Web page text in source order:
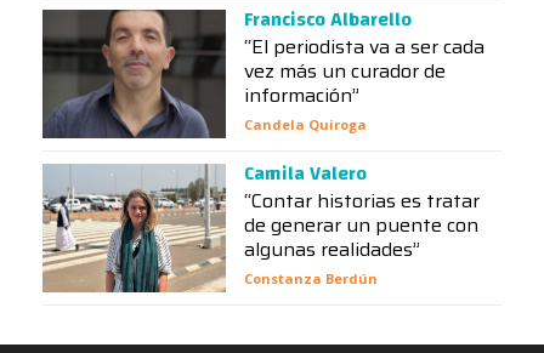
Francisco Albarello
“El periodista va a ser cada
vez más un curador de
información”
Candela Quiroga
Camila Valero
“Contar historias es tratar
de generar un puente con
algunas realidades”
Constanza Berdún